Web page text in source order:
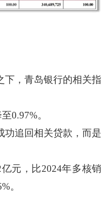
，青岛银行的相关指
0.97%。
追回相关贷款，而是
元，比2024年多核销
。